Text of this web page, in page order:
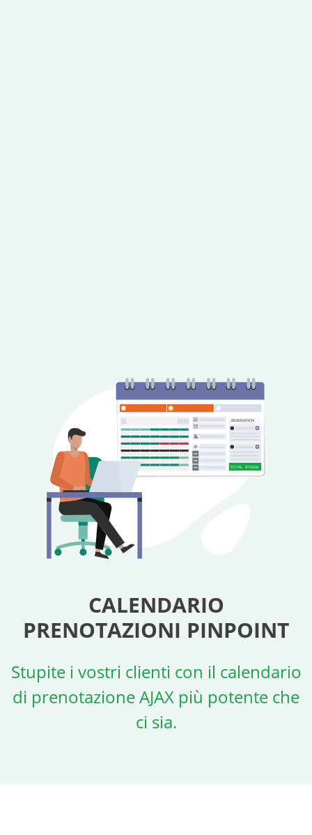
RESERVATION
TOTAL $150.00
CALENDARIO
PRENOTAZIONI PINPOINT
Stupite i vostri clienti con il calendario
di prenotazione AJAX più potente che
ci sia.